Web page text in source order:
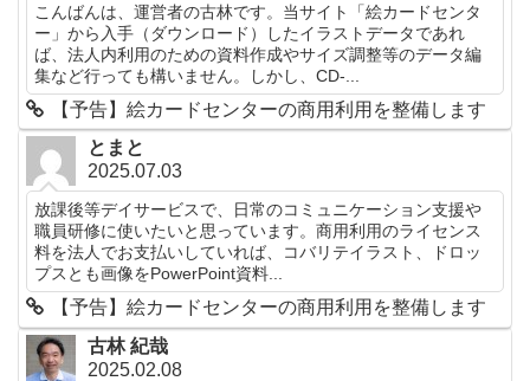
こんばんは、運営者の古林です。当サイト「絵カードセンタ
ー」から入手（ダウンロード）したイラストデータであれ
ば、法人内利用のための資料作成やサイズ調整等のデータ編
集など行っても構いません。しかし、CD-...
【予告】絵カードセンターの商用利用を整備します
とまと
2025.07.03
放課後等デイサービスで、日常のコミュニケーション支援や
職員研修に使いたいと思っています。商用利用のライセンス
料を法人でお支払いしていれば、コバリテイラスト、ドロッ
プスとも画像をPowerPoint資料...
【予告】絵カードセンターの商用利用を整備します
古林 紀哉
2025.02.08